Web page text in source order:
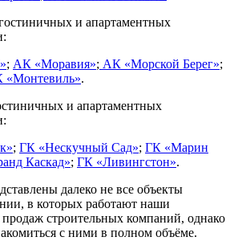
и апартаментных
; АК «Моравия»; АК «Морской Берег»;
«Монтевиль».
и апартаментных
; ГК «Нескучный Сад»; ГК «Марин
Каскад»; ГК «Ливингстон».
далеко не все объекты
в которых работают наши
строительных компаний, однако
с ними в полном объёме.